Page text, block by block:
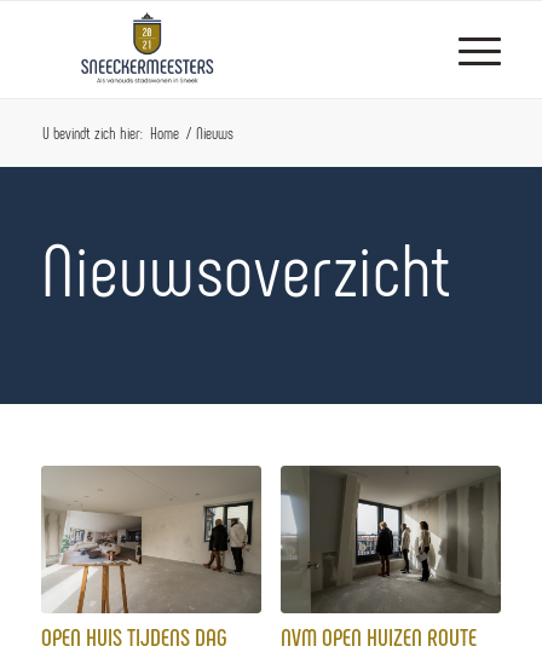
U bevindt zich hier: Home / Nieuws
Nieuwsoverzicht
OPEN HUIS TIJDENS DAG
NVM OPEN HUIZEN ROUTE